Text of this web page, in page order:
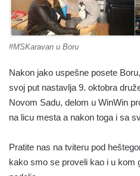
#MSKaravan u Boru
Nakon jako uspešne posete Boru,
svoj put nastavlja 9. oktobra
Novom Sadu, delom u WinWin
na licu mesta a nakon toga i sa
Pratite nas na tviteru pod
kako smo se proveli kao i u kom